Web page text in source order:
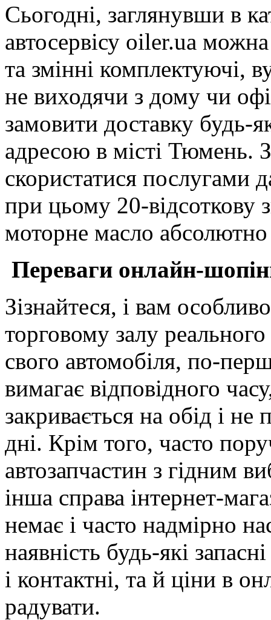
Сьогодні, заглянувши в
автосервісу oiler.ua
та змінні комплектуючі,
не виходячи з дому чи
замовити доставку будь-
адресою в місті Тюмень.
скористатися послугами
при цьому 20-відсоткову
моторне масло
Переваги онлайн-
Зізнайтеся, і вам
торговому залу
свого автомобіля, по-
вимагає відповідного
закривається на обід і не
дні. Крім того, часто
автозапчастин з гідним
інша справа інтернет-
немає і часто надмірно
наявність будь-які
і контактні, та й ціни в
радувати.